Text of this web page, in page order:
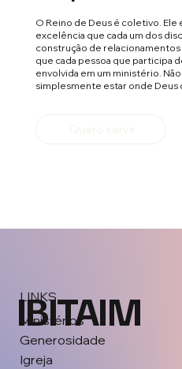
O Reino de Deus é coletivo.
excelência que cada um dos
construção de relacionamentos
que cada pessoa que participa
envolvida em um ministério.
simplesmente estar onde Deus
IBITAIM
LINKS
Ministérios
Generosidade
Igreja